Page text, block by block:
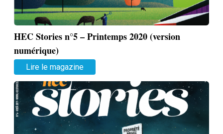
HEC Stories n°5 – Printemps 2020 (version
numérique)
Lire le magazine